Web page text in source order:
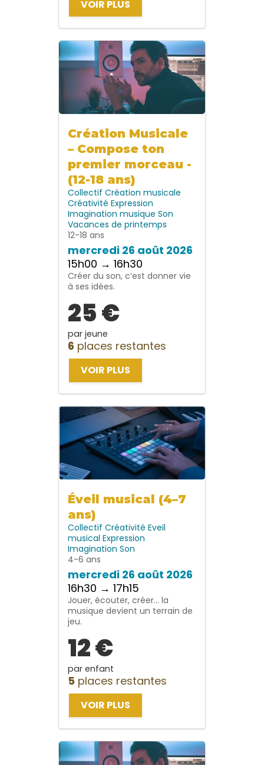
VOIR PLUS
Création Musicale
– Compose ton
premier morceau -
(12-18 ans)
Collectif Création musicale
Créativité Expression
Imagination musique Son
Vacances de printemps
12-18 ans
mercredi 26 août 2026
15h00 → 16h30
Créer du son, c’est donner vie
à ses idées.
25 €
par jeune
6 places restantes
VOIR PLUS
Éveil musical (4–7
ans)
Collectif Créativité Eveil
musical Expression
Imagination Son
4-6 ans
mercredi 26 août 2026
16h30 → 17h15
Jouer, écouter, créer… la
musique devient un terrain de
jeu.
12 €
par enfant
5 places restantes
VOIR PLUS